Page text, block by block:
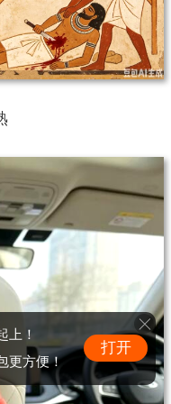
上！
更方便！
打开